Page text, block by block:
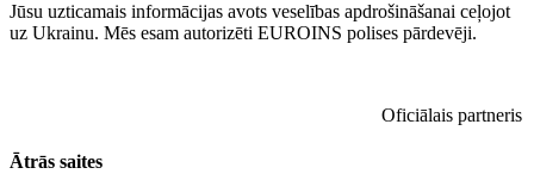
Jūsu uzticamais informācijas avots veselības apdrošināšanai ceļojot
uz Ukrainu. Mēs esam autorizēti EUROINS polises pārdevēji.
Oficiālais partneris
Ātrās saites